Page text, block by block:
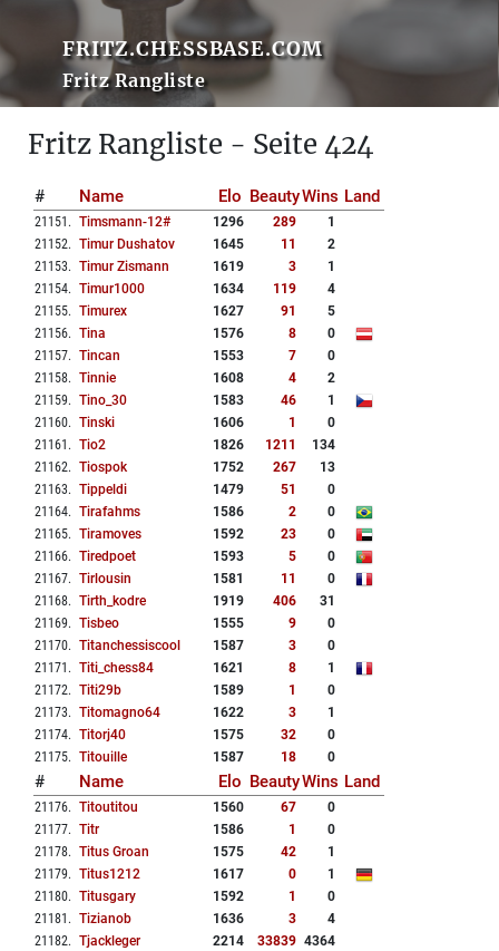
FRITZ.CHESSBASE.COM
Fritz Rangliste
Fritz Rangliste - Seite 424
# Name Elo BeautyWins Land
21151 . Timsmann-12# 1296 289
1
21152. Timur Dushatov 1645 11
2
21153. Timur Zismann 1619 3
1
21154. Timur1000 1634 119
4
21155. Timurex 1627 91
5
21156. Tina 1576 8
0
21157. Tincan 1553 7
0
21158. Tinnie 1608 4
2
21159. Tino_30 1583 46
1
21160. Tinski 1606 1
0
21161 . Tio2 1826 1211
134
21162. Tiospok 1752 267
13
21163. Tippeldi 1479 51
0
21164. Tirafahms 1586 2
0
21165. Tiramoves 1592 23
0
21166. Tiredpoet 1593 5
0
21167. Tirlousin 1581 11
0
21168. Tirth_kodre 1919 406
31
21169. Tisbeo 1555 9
0
21170. Titanchessiscool 1587 3
0
21171 . Titi_chess84 1621 8
1
21172. Titi29b 1589 1
0
21173. Titomagno64 1622 3
1
21174. Titorj40 1575 32
0
21175. Titouille 1587 18 0
# Name Elo BeautyWins Land
21176. Titoutitou 1560 67
0
21177. Titr 1586 1
0
21178. Titus Groan 1575 42
1
21179. Titus1212 1617 0
1
21180. Titusgary 1592 1
0
21181 . Tizianob 1636 3
4
21182. Tjackleger 2214 33839 4364